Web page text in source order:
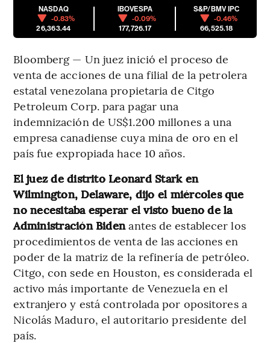
NASDAQ
-0.83%
26,363.44
IBOVESPA
-0.09%
177,726.17
S&P/BMV IPC
-0.46%
66,525.18
Bloomberg — Un juez inició el proceso de
venta de acciones de una filial de la petrolera
estatal venezolana propietaria de Citgo
Petroleum Corp. para pagar una
indemnización de US$1.200 millones a una
empresa canadiense cuya mina de oro en el
país fue expropiada hace 10 años.
El juez de distrito Leonard Stark en
Wilmington, Delaware, dijo el miércoles que
no necesitaba esperar el visto bueno de la
Administración Bidenantes de establecer los
procedimientos de venta de las acciones en
poder de la matriz de la refinería de petróleo.
Citgo, con sede en Houston, es considerada el
activo más importante de Venezuela en el
extranjero y está controlada por opositores a
Nicolás Maduro, el autoritario presidente del
país.